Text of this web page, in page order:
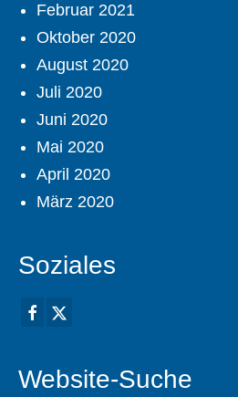
Februar 2021
Oktober 2020
August 2020
Juli 2020
Juni 2020
Mai 2020
April 2020
März 2020
Soziales
Website-Suche